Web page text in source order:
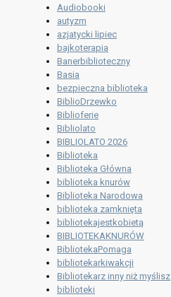
Audiobooki
autyzm
azjatycki lipiec
bajkoterapia
Banerbiblioteczny
Basia
bezpieczna biblioteka
BiblioDrzewko
Biblioferie
Bibliolato
BIBLIOLATO 2026
Biblioteka
Biblioteka Główna
biblioteka knurów
Biblioteka Narodowa
biblioteka zamknięta
bibliotekajestkobietą
BIBLIOTEKAKNURÓW
BibliotekaPomaga
bibliotekarkiwakcji
Bibliotekarz inny niż myślisz
biblioteki